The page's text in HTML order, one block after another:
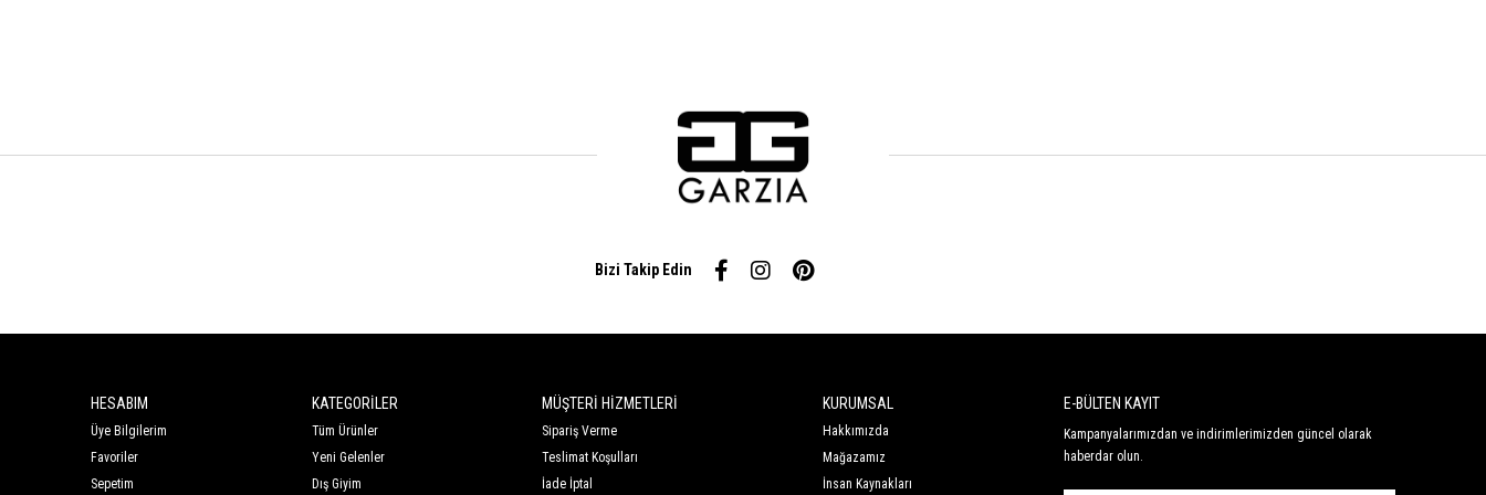
Bizi Takip Edin
HESABIM
Üye Bilgilerim
Favoriler
Sepetim
KATEGORİLER
Tüm Ürünler
Yeni Gelenler
Dış Giyim
MÜŞTERİ HİZMETLERİ
Sipariş Verme
Teslimat Koşulları
İade İptal
KURUMSAL
Hakkımızda
Mağazamız
İnsan Kaynakları
E-BÜLTEN KAYIT
Kampanyalarımızdan ve indirimlerimizden güncel olarak
haberdar olun.